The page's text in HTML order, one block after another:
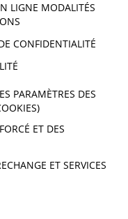
LIGNE MODALITÉS
CONFIDENTIALITÉ
PARAMÈTRES DES
ET DES
ET SERVICES